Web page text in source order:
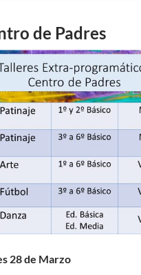
de Padres
28 de Marzo